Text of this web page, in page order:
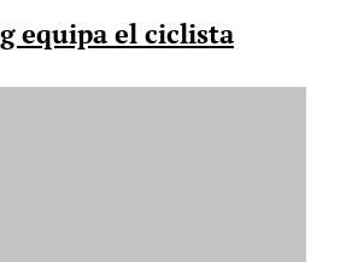
equipa el ciclista